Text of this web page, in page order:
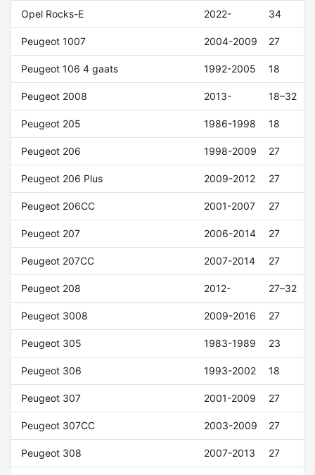
Opel Rocks-E 2022- 34
Peugeot 1007 2004-2009 27
Peugeot 106 4 gaats 1992-2005 18
Peugeot 2008 2013- 18–32
Peugeot 205 1986-1998 18
Peugeot 206 1998-2009 27
Peugeot 206 Plus 2009-2012 27
Peugeot 206CC 2001-2007 27
Peugeot 207 2006-2014 27
Peugeot 207CC 2007-2014 27
Peugeot 208 2012- 27–32
Peugeot 3008 2009-2016 27
Peugeot 305 1983-1989 23
Peugeot 306 1993-2002 18
Peugeot 307 2001-2009 27
Peugeot 307CC 2003-2009 27
Peugeot 308 2007-2013 27